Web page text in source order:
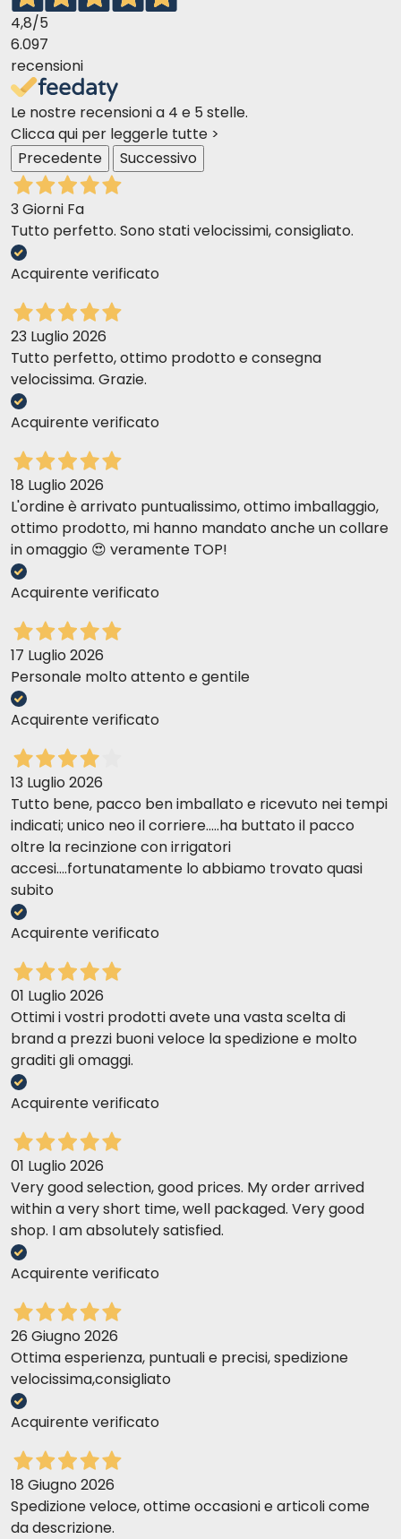
4,8/5
6.097
recensioni
Le nostre recensioni a 4 e 5 stelle.
Clicca qui per leggerle tutte >
Precedente
Successivo
3 Giorni Fa
Tutto perfetto. Sono stati velocissimi, consigliato.
Acquirente verificato
23 Luglio 2026
Tutto perfetto, ottimo prodotto e consegna
velocissima. Grazie.
Acquirente verificato
18 Luglio 2026
L'ordine è arrivato puntualissimo, ottimo imballaggio,
ottimo prodotto, mi hanno mandato anche un collare
in omaggio 😍 veramente TOP!
Acquirente verificato
17 Luglio 2026
Personale molto attento e gentile
Acquirente verificato
13 Luglio 2026
Tutto bene, pacco ben imballato e ricevuto nei tempi
indicati; unico neo il corriere.....ha buttato il pacco
oltre la recinzione con irrigatori
accesi....fortunatamente lo abbiamo trovato quasi
subito
Acquirente verificato
01 Luglio 2026
Ottimi i vostri prodotti avete una vasta scelta di
brand a prezzi buoni veloce la spedizione e molto
graditi gli omaggi.
Acquirente verificato
01 Luglio 2026
Very good selection, good prices. My order arrived
within a very short time, well packaged. Very good
shop. I am absolutely satisfied.
Acquirente verificato
26 Giugno 2026
Ottima esperienza, puntuali e precisi, spedizione
velocissima,consigliato
Acquirente verificato
18 Giugno 2026
Spedizione veloce, ottime occasioni e articoli come
da descrizione.